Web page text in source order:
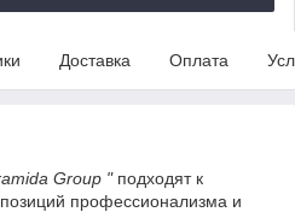
Доставка Оплата
Group "подходят к
профессионализма и